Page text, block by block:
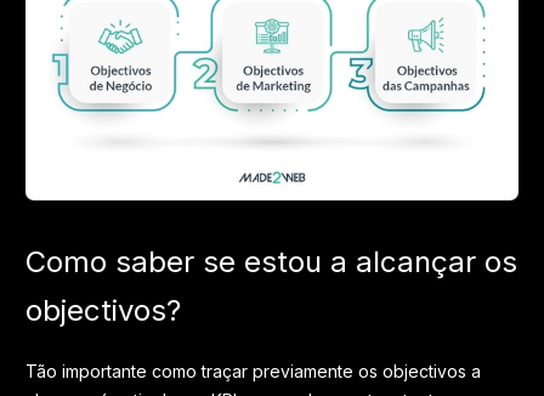
Como saber se estou a alcançar os
objectivos?
Tão importante como traçar previamente os objectivos a